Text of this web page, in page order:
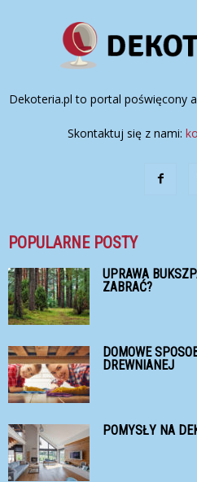
Dekoteria.pl to portal poświęcony
Skontaktuj się z nami:
POPULARNE POSTY
UPRAWA
ZABRAĆ?
DOMOWE
DREWNIANEJ
POMYSŁY NA